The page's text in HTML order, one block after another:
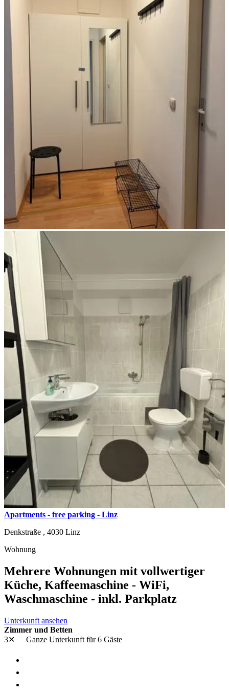
Apartments - free parking - Linz
Denkstraße , 4030 Linz
Wohnung
Mehrere Wohnungen mit vollwertiger
Küche, Kaffeemaschine - WiFi,
Waschmaschine - inkl. Parkplatz
Unterkunft ansehen
Zimmer und Betten
3✕
Ganze Unterkunft für 6 Gäste